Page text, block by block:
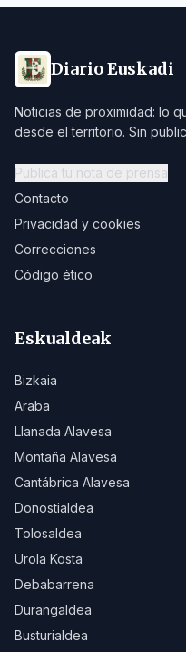
Diario Euskadi
Noticias de proximidad: lo
desde el territorio. Sin
Publica tu nota de prensa
Contacto
Privacidad y cookies
Correcciones
Código ético
Eskualdeak
Bizkaia
Araba
Llanada Alavesa
Montaña Alavesa
Cantábrica Alavesa
Donostialdea
Tolosaldea
Urola Kosta
Debabarrena
Durangaldea
Busturialdea